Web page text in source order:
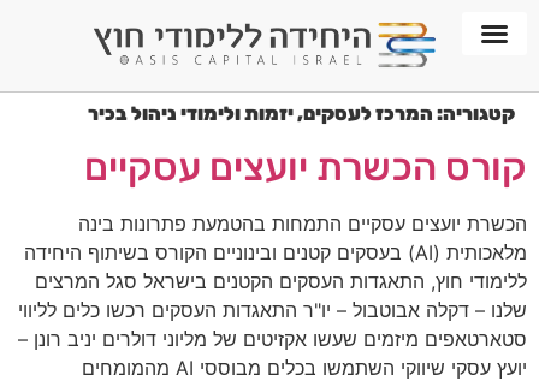
קטגוריה: המרכז לעסקים, יזמות ולימודי ניהול בכיר
קורס הכשרת יועצים עסקיים
הכשרת יועצים עסקיים התמחות בהטמעת פתרונות בינה
מלאכותית (AI) בעסקים קטנים ובינוניים הקורס בשיתוף היחידה
ללימודי חוץ, התאגדות העסקים הקטנים בישראל סגל המרצים
שלנו – דקלה אבוטבול – יו"ר התאגדות העסקים רכשו כלים לליווי
סטארטאפים מיזמים שעשו אקזיטים של מליוני דולרים​ יניב רונן –
יועץ עסקי שיווקי השתמשו בכלים מבוססי AI מהמומחים